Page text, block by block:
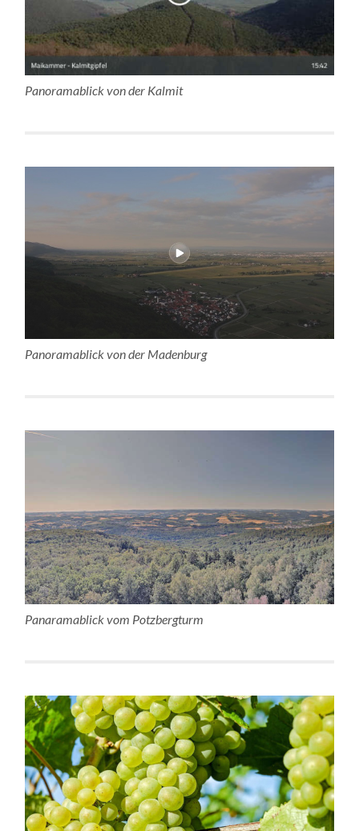
Panoramablick von der Kalmit
Panoramablick von der Madenburg
Panaramablick vom Potzbergturm